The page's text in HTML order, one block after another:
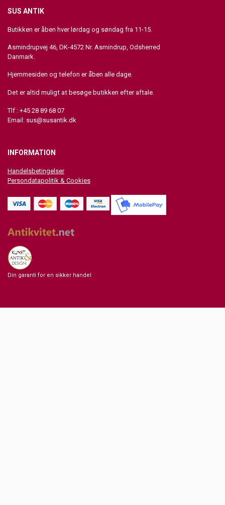
SUS ANTIK
Butikken er åben hver lørdag og søndag fra 11-15.
Asmindrupvej 46, DK-4572 Nr. Asmindrup, Odsherred
Danmark.
Hjemmesiden og telefon er åben alle dage.
Det er altid muligt at besøge butikken efter aftale.
Tlf : +45 28 89 68 07
Email: sus@susantik.dk
INFORMATION
Handelsbetingelser
Persondatapolitik & Cookies
Din garanti for en sikker handel